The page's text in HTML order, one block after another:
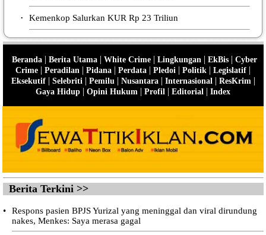
• Kemenkop Salurkan KUR Rp 23 Triliun
Beranda| Berita Utama| White Crime| Lingkungan | EkBis| Cyber
Crime | Peradilan | Pidana | Perdata | Pledoi | Politik | Legislatif |
Eksekutif| Selebriti | Pemilu | Nusantara| Internasional | ResKrim |
Gaya Hidup | Opini Hukum | Profil | Editorial | Index
Berita Terkini >>
•
Respons pasien BPJS Yurizal yang meninggal dan viral dirundung
nakes, Menkes: Saya merasa gagal